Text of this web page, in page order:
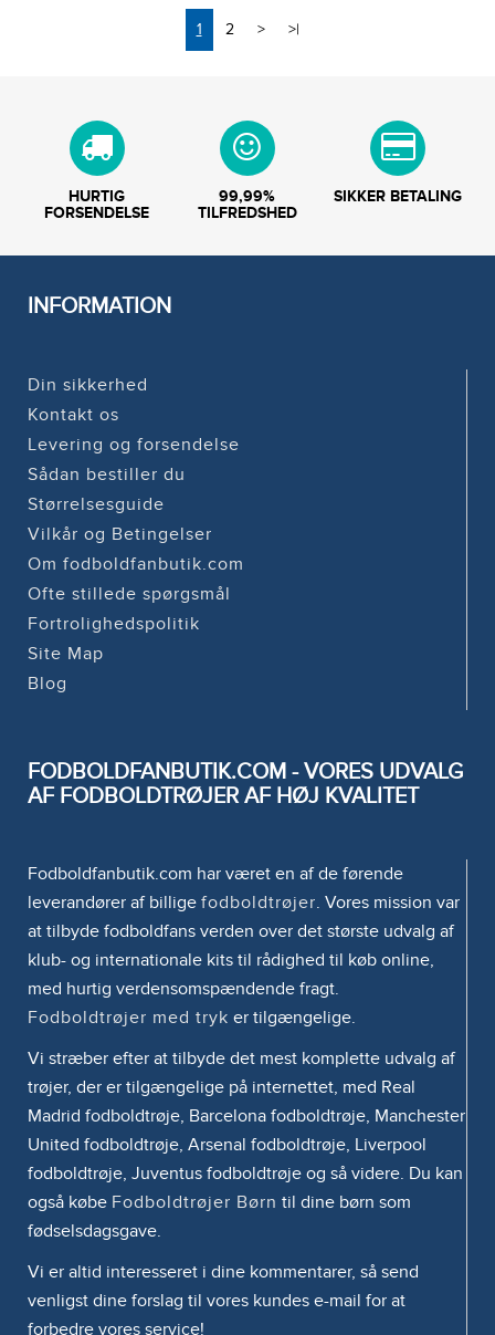
1 2 > >|
HURTIG
FORSENDELSE
99,99%
TILFREDSHED
SIKKER BETALING
INFORMATION
Din sikkerhed
Kontakt os
Levering og forsendelse
Sådan bestiller du
Størrelsesguide
Vilkår og Betingelser
Om fodboldfanbutik.com
Ofte stillede spørgsmål
Fortrolighedspolitik
Site Map
Blog
FODBOLDFANBUTIK.COM - VORES UDVALG
AF FODBOLDTRØJER AF HØJ KVALITET
Fodboldfanbutik.com har været en af de førende
leverandører af billige fodboldtrøjer. Vores mission var
at tilbyde fodboldfans verden over det største udvalg af
klub- og internationale kits til rådighed til køb online,
med hurtig verdensomspændende fragt.
Fodboldtrøjer med tryk er tilgængelige.
Vi stræber efter at tilbyde det mest komplette udvalg af
trøjer, der er tilgængelige på internettet, med Real
Madrid fodboldtrøje, Barcelona fodboldtrøje, Manchester
United fodboldtrøje, Arsenal fodboldtrøje, Liverpool
fodboldtrøje, Juventus fodboldtrøje og så videre. Du kan
også købe Fodboldtrøjer Børn til dine børn som
fødselsdagsgave.
Vi er altid interesseret i dine kommentarer, så send
venligst dine forslag til vores kundes e-mail for at
forbedre vores service!